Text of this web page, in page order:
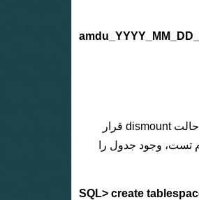
در ادامه قصد داریم فایل شماره 257(که یک دیتافایل می باشد) را از دیسک گروه us_group1 که در حالت dismount قرار
تست، وجود جدول را
SQL> create